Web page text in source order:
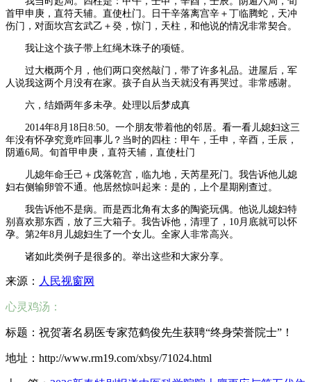
首甲申庚，直符天辅。直使杜门。日干辛落离宫辛＋丁临腾蛇，天冲
伤门，对面坎宫玄武乙＋癸，惊门，天柱，和他说的情况非常契合。
我让这个孩子带上红绳木珠子的项链。
过大概两个月，他们两口突然敲门，带了许多礼品。进屋后，军
人说我这两个月没有在家。孩子自从当天就没有再哭过。非常感谢。
六，结婚两年多未孕。处理以后梦成真
2014年8月18日8:50。一个朋友带着他的邻居。看一看儿媳妇这三
年没有怀孕究竟咋回事儿？当时的四柱：甲午，壬申，辛酉，壬辰，
阴遁6局。旬首甲申庚，直符天辅，直使杜门
儿媳年命壬己＋戊落乾宫，临九地，天芮星死门。我告诉他儿媳
妇右侧输卵管不通。他居然惊叫起来：是的，上个星期刚查过。
我告诉他不是病。而是西北角有太多的陶瓷玩偶。他说儿媳妇特
别喜欢那东西，放了三大箱子。我告诉他，清理了，10月底就可以怀
孕。第2年8月儿媳妇生了一个女儿。全家人非常高兴。
诸如此类例子是很多的。举出这些和大家分享。
来源： 人民视窗网
心灵鸡汤：
标题：祝贺著名易医专家范鹤俊先生获聘“终身荣誉院士”！
地址：http://www.rm19.com/xbsy/71024.html